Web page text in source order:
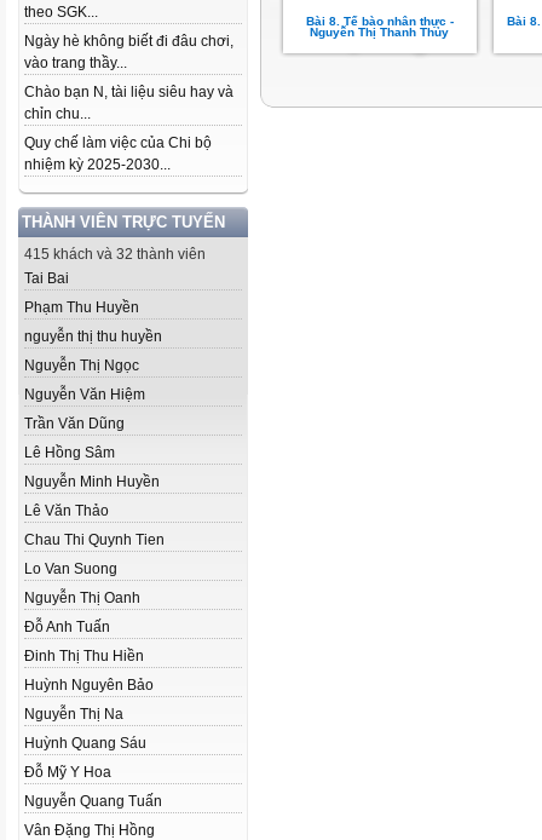
theo SGK...
Ngày hè không biết đi đâu chơi,
vào trang thầy...
Chào bạn N, tài liệu siêu hay và
chỉn chu...
Quy chế làm việc của Chi bộ
nhiệm kỳ 2025-2030...
THÀNH VIÊN TRỰC TUYẾN
415 khách và 32 thành viên
Tai Bai
Phạm Thu Huyền
nguyễn thị thu huyền
Nguyễn Thị Ngọc
Nguyễn Văn Hiệm
Trần Văn Dũng
Lê Hồng Sâm
Nguyễn Minh Huyền
Lê Văn Thảo
Chau Thi Quynh Tien
Lo Van Suong
Nguyễn Thị Oanh
Đỗ Anh Tuấn
Đinh Thị Thu Hiền
Huỳnh Nguyên Bảo
Nguyễn Thị Na
Huỳnh Quang Sáu
Đỗ Mỹ Y Hoa
Nguyễn Quang Tuấn
Vân Đặng Thị Hồng
Bài 8. Tế bào nhân thực -
Nguyễn Thị Thanh Thủy
Bài